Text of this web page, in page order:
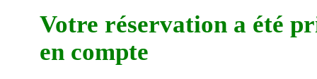
Votre réservation a été
en compte